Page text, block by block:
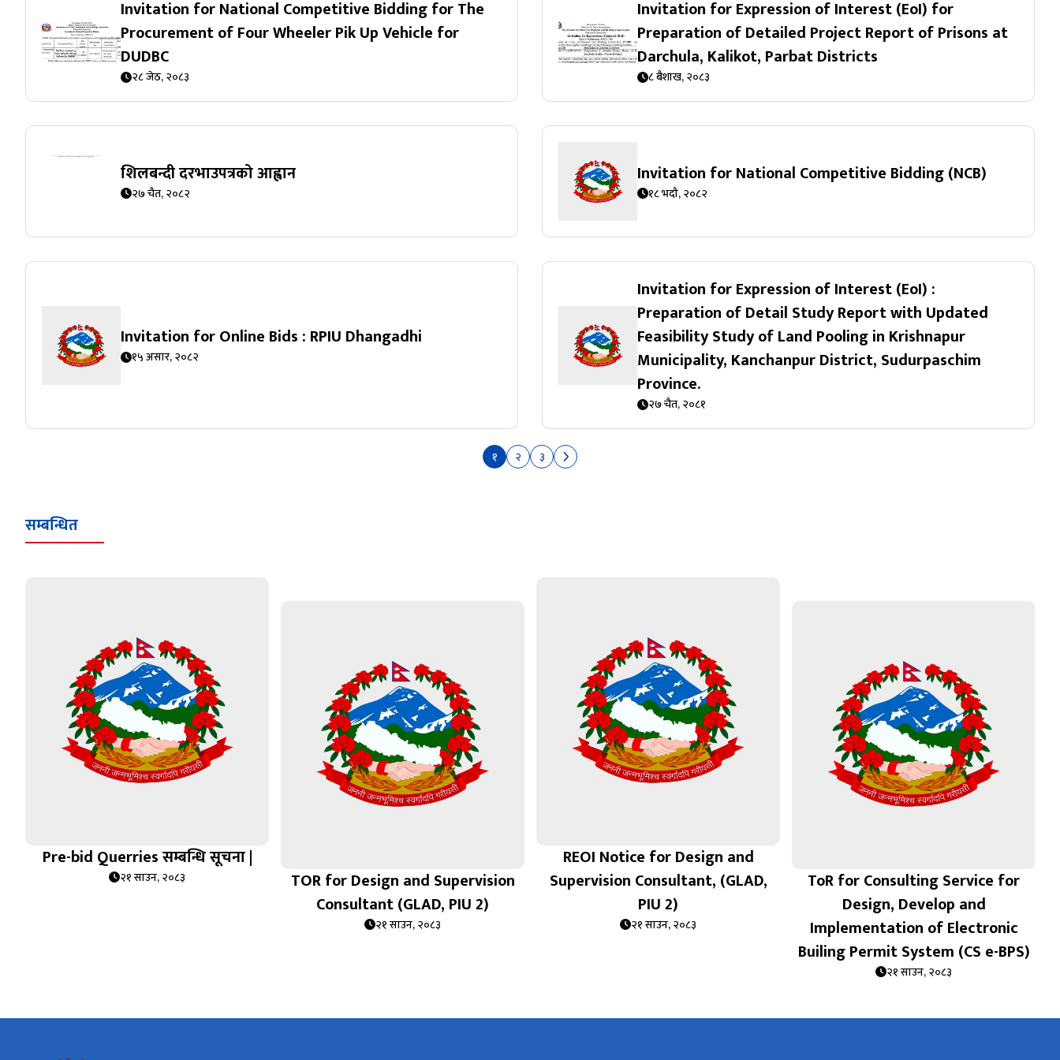
Invitation for National Competitive Bidding for The
Procurement of Four Wheeler Pik Up Vehicle for
DUDBC
२८ जेठ, २०८३
Invitation for Expression of Interest (EoI) for
Preparation of Detailed Project Report of Prisons at
Darchula, Kalikot, Parbat Districts
८ बैशाख, २०८३
शिलबन्दी दरभाउपत्रको आह्वान
२७ चैत, २०८२
Invitation for National Competitive Bidding (NCB)
१८ भदौ, २०८२
Invitation for Online Bids : RPIU Dhangadhi
१५ असार, २०८२
Invitation for Expression of Interest (EoI) :
Preparation of Detail Study Report with Updated
Feasibility Study of Land Pooling in Krishnapur
Municipality, Kanchanpur District, Sudurpaschim
Province.
२७ चैत, २०८१
१ २ ३
सम्बन्धित
Pre-bid Querries सम्बन्धि सूचना |
२१ साउन, २०८३
TOR for Design and Supervision
Consultant (GLAD, PIU 2)
२१ साउन, २०८३
REOI Notice for Design and
Supervision Consultant, (GLAD,
PIU 2)
२१ साउन, २०८३
ToR for Consulting Service for
Design, Develop and
Implementation of Electronic
Builing Permit System (CS e-BPS)
२१ साउन, २०८३